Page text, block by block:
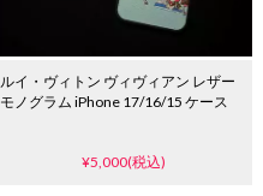
ルイ・ヴィトン ヴィヴィアン レザー
モノグラム iPhone 17/16/15 ケース
¥5,000(税込)